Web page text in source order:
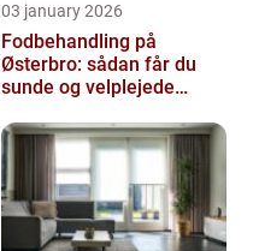
03 january 2026
Fodbehandling på
Østerbro: sådan får du
sunde og velplejede